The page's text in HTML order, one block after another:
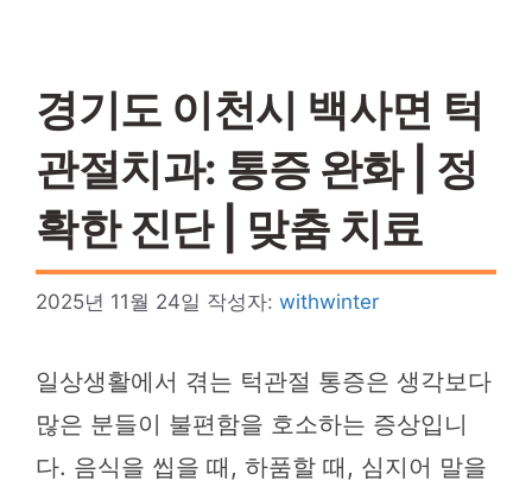
경기도 이천시 백사면 턱
관절치과: 통증 완화 | 정
확한 진단 | 맞춤 치료
2025년 11월 24일 작성자: withwinter
일상생활에서 겪는 턱관절 통증은 생각보다
많은 분들이 불편함을 호소하는 증상입니
다. 음식을 씹을 때, 하품할 때, 심지어 말을